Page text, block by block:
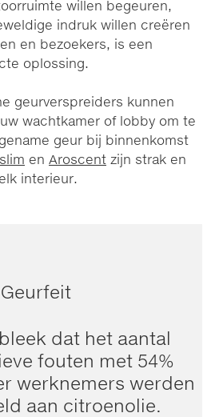
willen begeuren,
indruk willen creëren
en bezoekers, is een
oplossing.
geurverspreiders kunnen
wachtkamer of lobby om te
geur bij binnenkomst
en Aroscent zijn strak en
interieur.
Geurfeit
dat het aantal
fouten met 54%
werknemers werden
aan citroenolie.